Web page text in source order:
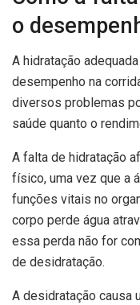
o
A hidratação
desempenho na
diversos problemas
saúde quanto o
A falta de hidratação
físico, uma vez que a
funções vitais no
corpo perde água
essa perda não for
de desidratação.
A desidratação causa